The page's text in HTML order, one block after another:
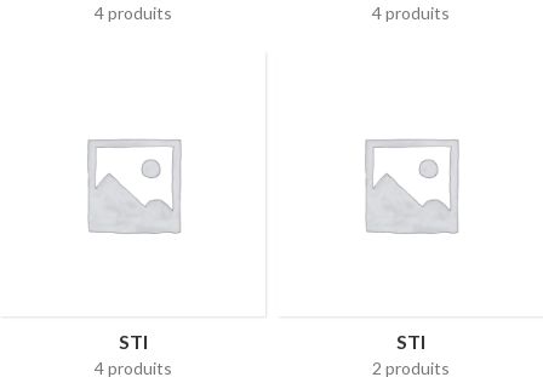
4 produits 4 produits
STI
4 produits
STI
2 produits